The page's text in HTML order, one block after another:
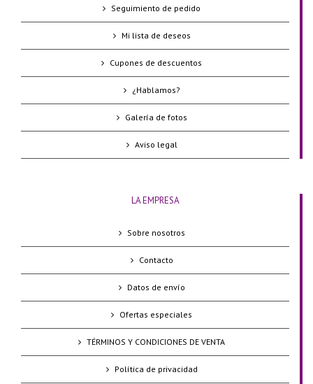
Seguimiento de pedido
Mi lista de deseos
Cupones de descuentos
¿Hablamos?
Galería de fotos
Aviso legal
LA EMPRESA
Sobre nosotros
Contacto
Datos de envío
Ofertas especiales
TÉRMINOS Y CONDICIONES DE VENTA
Política de privacidad